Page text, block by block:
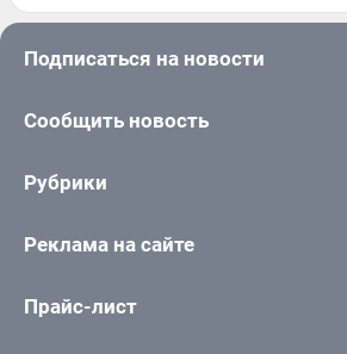
Подписаться на новости
Сообщить новость
Рубрики
Реклама на сайте
Прайс-лист